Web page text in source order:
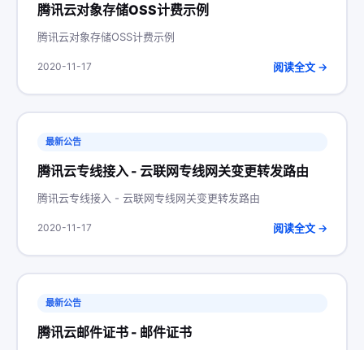
腾讯云对象存储OSS计费示例
腾讯云对象存储OSS计费示例
2020-11-17 阅读全文 →
最新公告
腾讯云专线接入 - 云联网专线网关变更转发路由
腾讯云专线接入 - 云联网专线网关变更转发路由
2020-11-17 阅读全文 →
最新公告
腾讯云邮件证书 - 邮件证书